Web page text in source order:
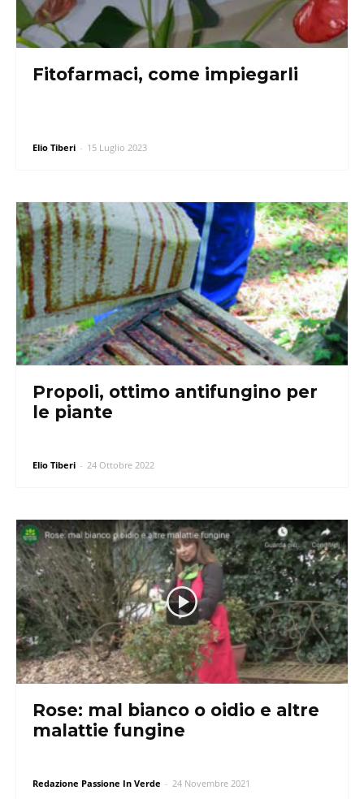
Fitofarmaci, come impiegarli
Elio Tiberi - 15 Luglio 2023
Propoli, ottimo antifungino per
le piante
Elio Tiberi - 24 Ottobre 2022
Rose: mal bianco o oidio e altre
malattie fungine
Redazione Passione In Verde - 24 Novembre 2021